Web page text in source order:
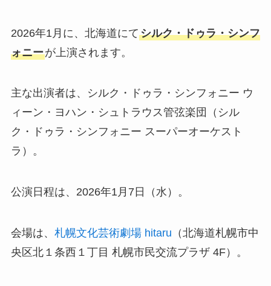
2026年1月に、北海道にてシルク・ドゥラ・シンフ
ォニーが上演されます。
主な出演者は、シルク・ドゥラ・シンフォニー ウ
ィーン・ヨハン・シュトラウス管弦楽団（シル
ク・ドゥラ・シンフォニー スーパーオーケスト
ラ）。
公演日程は、2026年1月7日（水）。
会場は、 札幌文化芸術劇場 hitaru （北海道札幌市中
央区北１条西１丁目 札幌市民交流プラザ 4F）。